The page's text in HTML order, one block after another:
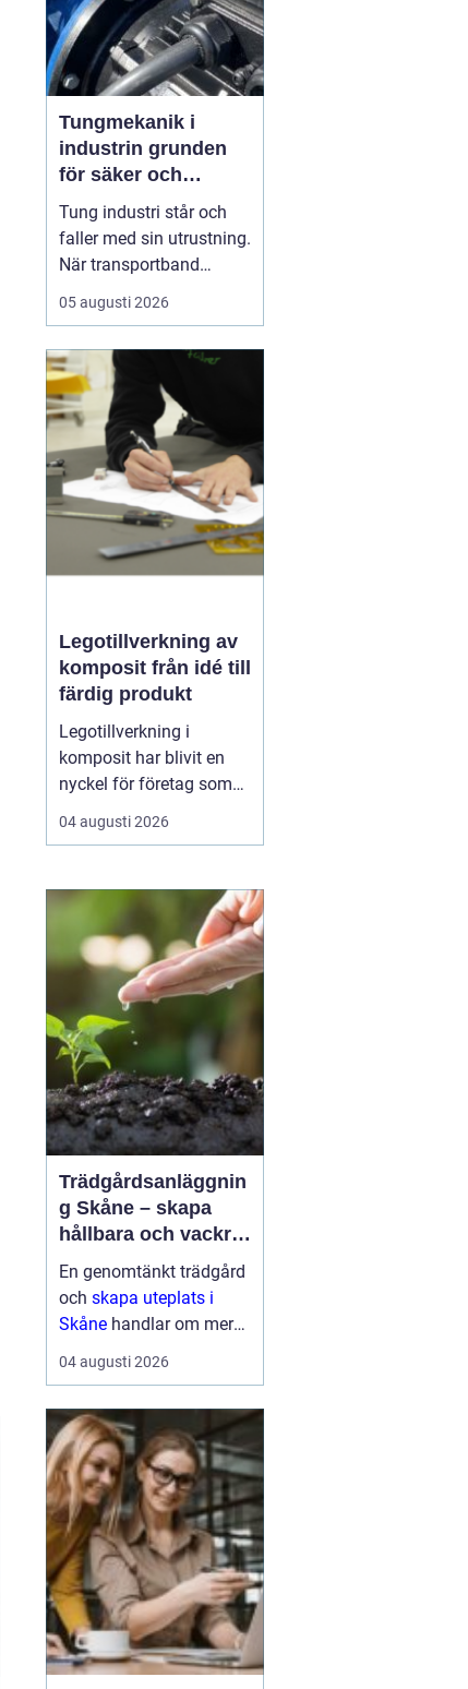
stort...
Tungmekanik i
industrin grunden
för säker och
effektiv produktion
Tung industri står och
faller med sin utrustning.
När transportband
stannar, motorer bränner
lindningar eller
stannar ofta hela
fabriken. Där
någonstans börjar
tungmekanik den del av
industrimekaniken som
handlar om stora kraft...
05 augusti 2026
Legotillverkning av
komposit från idé till
färdig produkt
Legotillverkning i
komposit har blivit en
nyckel för företag som
vill kombinera låg vikt,
hög hållfasthet och stor
stället för att bygga upp
egen produktion kan du
samarbeta med en
specialist som tar
04 augusti 2026
Trädgårdsanläggnin
g Skåne – skapa
hållbara och vackra
utemiljöer året runt
En genomtänkt trädgård
och skapa uteplats i
Skåne handlar om mer
än gräsmatta och några
buskar. Klimatet, ...
04 augusti 2026